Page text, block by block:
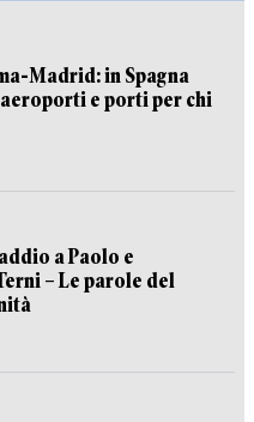
Madrid: in Spagna
e porti per chi
a Paolo e
– Le parole del